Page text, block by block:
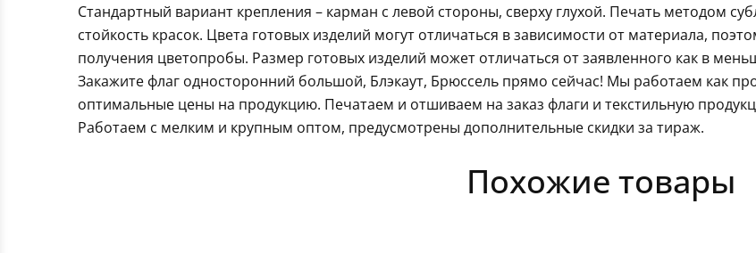
Стандартный вариант крепления – карман с левой стороны, сверху глухой. Печать методом
стойкость красок. Цвета готовых изделий могут отличаться в зависимости от материала,
получения цветопробы. Размер готовых изделий может отличаться от заявленного как в
Закажите флаг односторонний большой, Блэкаут, Брюссель прямо сейчас! Мы работаем как
оптимальные цены на продукцию. Печатаем и отшиваем на заказ флаги и текстильную
Работаем с мелким и крупным оптом, предусмотрены дополнительные скидки за тираж.
Похожие товары